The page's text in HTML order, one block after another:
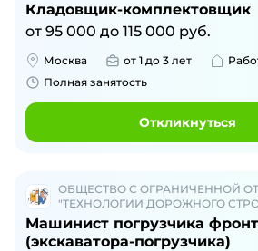
Кладовщик-комплектовщик
от 95 000 до 115 000 руб.
Москва от 1 до 3 лет
Полная занятость
Откликнуться
ОБЩЕСТВО С ОГРАНИЧЕННОЙ
"ТЕХНОЛОГИИ ДОРОЖНОГО
Машинист погрузчика
(экскаватора-погрузчика)